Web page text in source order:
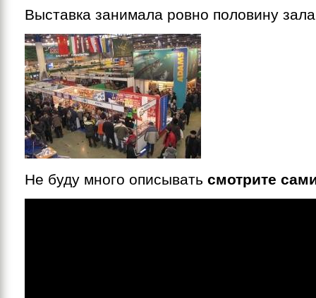
Выставка занимала ровно половину
Не буду много описывать смотрите